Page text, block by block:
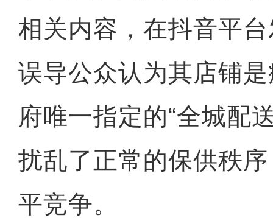
相关内容，在抖音平
误导公众认为其店铺
府唯一指定的“全城配
扰乱了正常的保供秩
平竞争。